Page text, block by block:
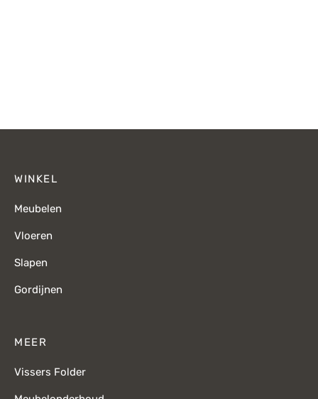
WINKEL
Meubelen
Vloeren
Slapen
Gordijnen
MEER
Vissers Folder